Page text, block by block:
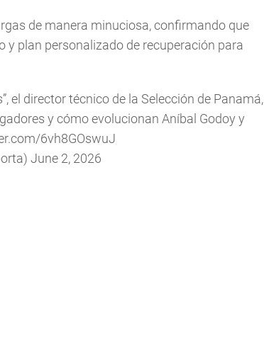
de manera minuciosa, confirmando que
plan personalizado de recuperación para
el director técnico de la Selección de Panamá,
y cómo evolucionan Aníbal Godoy y
6vh8GOswuJ
June 2, 2026